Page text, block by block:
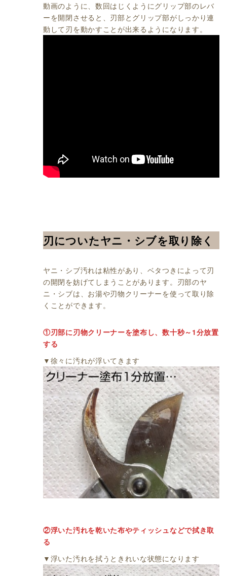
動画のように、数回はじくようにグリップ部のレバ
ーを開閉させると、刃部とグリップ部がしっかり連
動して刃を動かすことが出来るようになります。
刃についたヤニ・シブを取り除く
ヤニ・シブ汚れは粘性があり、ベタつきによって刃
の開閉を妨げてしまうことがあります。刃部のヤ
ニ・シブは、お湯や刃物クリーナーを使って取り除
くことができます。
①刃部に刃物クリーナーを塗布し、数十秒～1分放置
する
▼徐々に汚れが浮いてきます
②浮いた汚れを乾いた布やティッシュなどで拭き取
る
▼浮いた汚れを拭うときれいな状態になります